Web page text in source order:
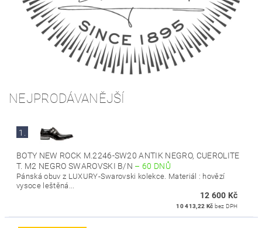
NEJPRODÁVANĚJŠÍ
1.
BOTY NEW ROCK M.2246-SW20 ANTIK NEGRO, CUEROLITE
T. M2 NEGRO SWAROVSKI B/N –60 DNŮ
Pánská obuv z LUXURY-Swarovski kolekce. Materiál : hovězí
vysoce leštěná...
12 600 Kč
10 413,22 Kč bez DPH